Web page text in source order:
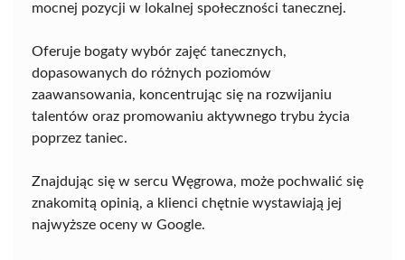
mocnej pozycji w lokalnej społeczności tanecznej.
Oferuje bogaty wybór zajęć tanecznych,
dopasowanych do różnych poziomów
zaawansowania, koncentrując się na rozwijaniu
talentów oraz promowaniu aktywnego trybu życia
poprzez taniec.
Znajdując się w sercu Węgrowa, może pochwalić się
znakomitą opinią, a klienci chętnie wystawiają jej
najwyższe oceny w Google.